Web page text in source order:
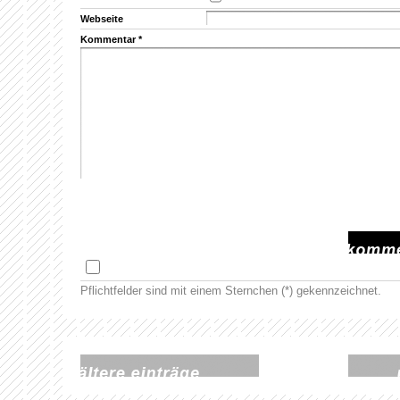
Webseite
Kommentar*
Pflichtfelder sind mit einem Sternchen (*) gekennzeichnet.